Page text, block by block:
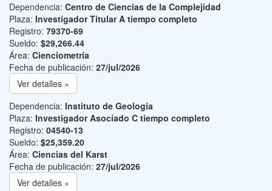
Dependencia: Centro de Ciencias de la Complejidad
Plaza: Investigador Titular A tiempo completo
Registro: 79370-69
Sueldo: $29,266.44
Área: Cienciometría
Fecha de publicación: 27/jul/2026
Ver detalles »
Dependencia: Instituto de Geología
Plaza: Investigador Asociado C tiempo completo
Registro: 04540-13
Sueldo: $25,359.20
Área: Ciencias del Karst
Fecha de publicación: 27/jul/2026
Ver detalles »